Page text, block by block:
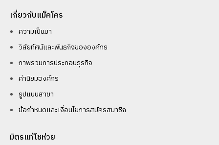
เกี่ยวกับแม็คโคร
ความเป็นมา
วิสัยทัศน์และพันธกิจขององค์กร
ภาพรวมการประกอบธุรกิจ
ค่านิยมองค์กร
รูปแบบสาขา
ข้อกำหนดและเงื่อนไขการสมัครสมาชิก
มิตรแท้โชห่วย